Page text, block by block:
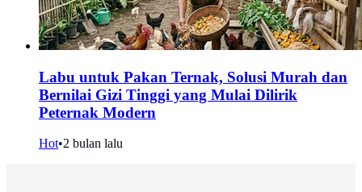
Labu untuk Pakan Ternak, Solusi Murah dan
Bernilai Gizi Tinggi yang Mulai Dilirik
Peternak Modern
Hot•2 bulan lalu